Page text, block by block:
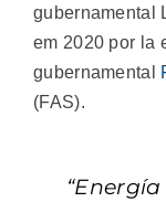
gubernamental
em 2020 por la
gubernamental
(FAS).